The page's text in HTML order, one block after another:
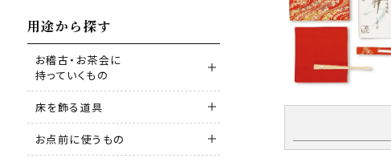
用途から探す
お稽古・お茶会に
持っていくもの
床を飾る道具
お点前に使うもの